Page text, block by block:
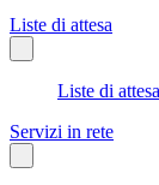
Liste di attesa
Liste di
Servizi in rete